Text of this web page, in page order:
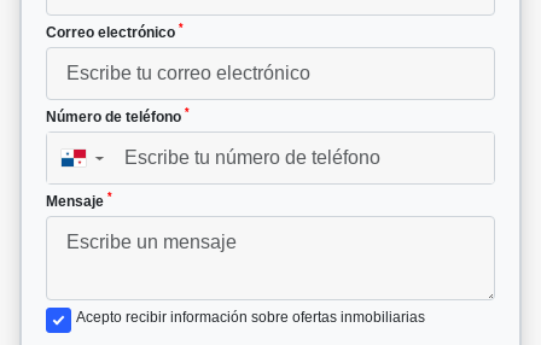
Correo electrónico *
Número de teléfono *
▼
Mensaje *
Acepto recibir información sobre ofertas inmobiliarias